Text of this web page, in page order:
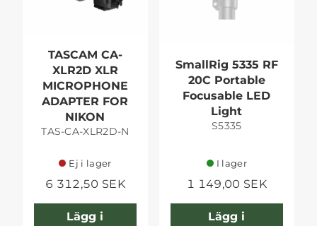
TASCAM CA-
XLR2D XLR
MICROPHONE
ADAPTER FOR
NIKON
TAS-CA-XLR2D-N
Ej i lager
6 312,50 SEK
Lägg i
SmallRig 5335 RF
20C Portable
Focusable LED
Light
S5335
I lager
1 149,00 SEK
Lägg i